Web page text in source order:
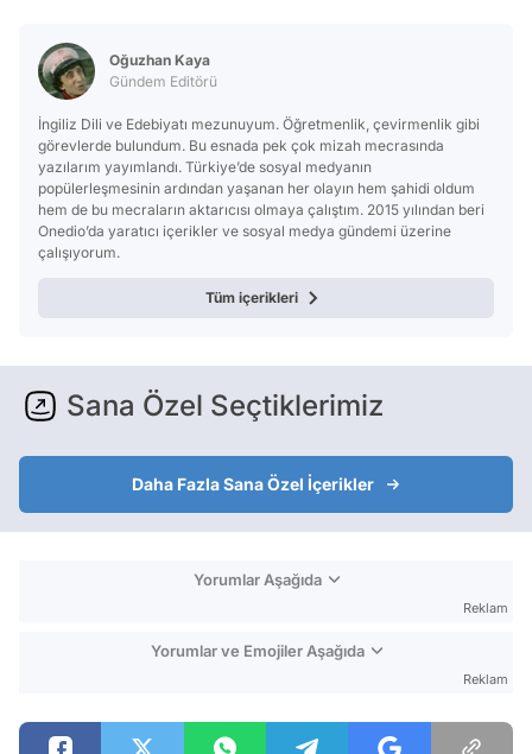
Oğuzhan Kaya
Gündem Editörü
İngiliz Dili ve Edebiyatı mezunuyum. Öğretmenlik, çevirmenlik gibi
görevlerde bulundum. Bu esnada pek çok mizah mecrasında
yazılarım yayımlandı. Türkiye’de sosyal medyanın
popülerleşmesinin ardından yaşanan her olayın hem şahidi oldum
hem de bu mecraların aktarıcısı olmaya çalıştım. 2015 yılından beri
Onedio’da yaratıcı içerikler ve sosyal medya gündemi üzerine
çalışıyorum.
Tüm içerikleri
Sana Özel Seçtiklerimiz
Daha Fazla Sana Özel İçerikler
Yorumlar Aşağıda
Reklam
Yorumlar ve Emojiler Aşağıda
Reklam